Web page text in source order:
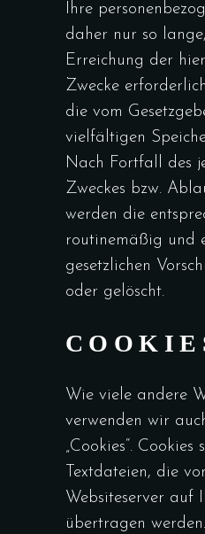
Ihre
daher nur so
Erreichung der
Zwecke
die vom
vielfältigen
Nach Fortfall des
Zweckes bzw.
werden die
routinemäßig und
gesetzlichen
oder gelöscht.
Wie viele andere
verwenden wir
„Cookies“. Cookies
Textdateien, die
Websiteserver auf
übertragen